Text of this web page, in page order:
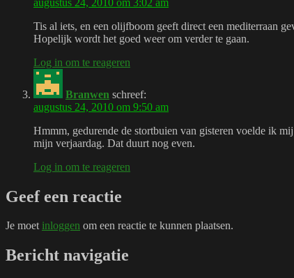
Tis al iets, en een olijfboom geeft direct een mediterraan
Hopelijk wordt het goed weer om verder te gaan.
Log in om te reageren
Branwen schreef:
augustus 24, 2010 om 9:50 am
Hmmm, gedurende de stortbuien van gisteren voelde ik
mijn verjaardag. Dat duurt nog even.
Log in om te reageren
Geef een reactie
Je moetinloggen om een reactie te kunnen plaatsen.
Bericht navigatie